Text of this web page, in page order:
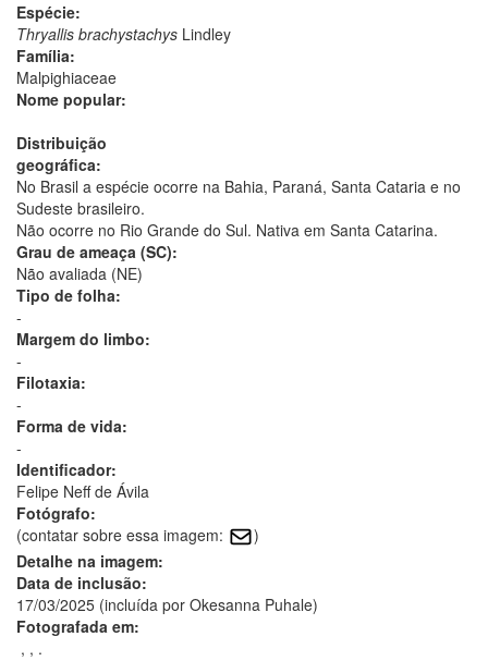
Espécie:
Thryallis brachystachys Lindley
Família:
Malpighiaceae
Nome popular:
Distribuição
geográfica:
No Brasil a espécie ocorre na Bahia, Paraná, Santa Cataria e no
Sudeste brasileiro.
Não ocorre no Rio Grande do Sul. Nativa em Santa Catarina.
Grau de ameaça (SC):
Não avaliada (NE)
Tipo de folha:
-
Margem do limbo:
-
Filotaxia:
-
Forma de vida:
-
Identificador:
Felipe Neff de Ávila
Fotógrafo:
(contatar sobre essa imagem:
)
Detalhe na imagem:
Data de inclusão:
17/03/2025 (incluída por Okesanna Puhale)
Fotografada em:
, , .